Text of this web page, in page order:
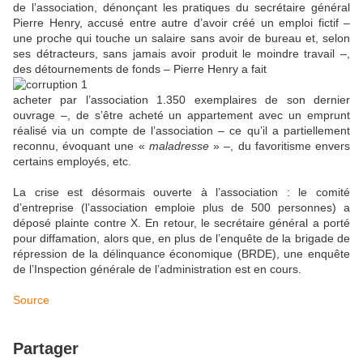
de l’association, dénonçant les pratiques du secrétaire général
Pierre Henry, accusé entre autre d’avoir créé un emploi fictif –
une proche qui touche un salaire sans avoir de bureau et, selon
ses détracteurs, sans jamais avoir produit le moindre travail –,
des détournements de fonds – Pierre Henry a fait
acheter par l’association 1.350 exemplaires de son dernier
ouvrage –, de s’être acheté un appartement avec un emprunt
réalisé via un compte de l’association – ce qu’il a partiellement
reconnu, évoquant une « maladresse» –, du favoritisme envers
certains employés, etc.
La crise est désormais ouverte à l’association : le comité
d’entreprise (l’association emploie plus de 500 personnes) a
déposé plainte contre X. En retour, le secrétaire général a porté
pour diffamation, alors que, en plus de l’enquête de la brigade de
répression de la délinquance économique (BRDE), une enquête
de l’Inspection générale de l’administration est en cours.
Source
Partager